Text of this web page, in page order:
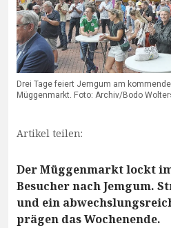
Drei Tage feiert Jemgum am
Müggenmarkt. Foto: Archiv/Bodo
Artikel teilen:
Der Müggenmarkt lockt
Besucher nach Jemgum.
und ein
prägen das Wochenende.